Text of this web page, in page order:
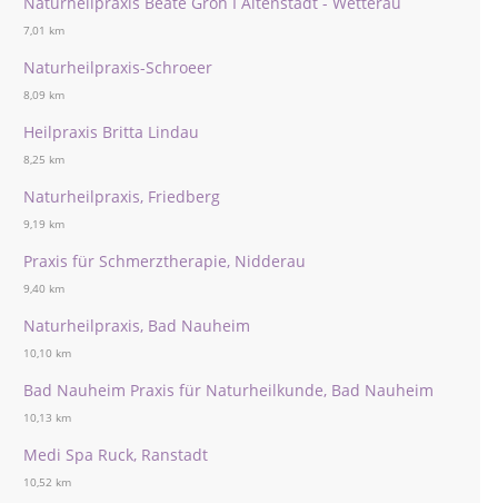
7,01 km
Naturheilpraxis-Schroeer
8,09 km
Heilpraxis Britta Lindau
8,25 km
Naturheilpraxis, Friedberg
9,19 km
Praxis für Schmerztherapie, Nidderau
9,40 km
Naturheilpraxis, Bad Nauheim
10,10 km
Bad Nauheim Praxis für Naturheilkunde, Bad Nauheim
10,13 km
Medi Spa Ruck, Ranstadt
10,52 km